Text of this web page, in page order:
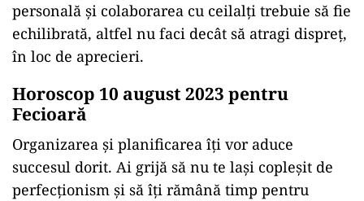
personală și colaborarea cu ceilalți trebuie să fie
echilibrată, altfel nu faci decât să atragi dispreț,
în loc de aprecieri.
Horoscop 10 august 2023 pentru
Fecioară
Organizarea și planificarea îți vor aduce
succesul dorit. Ai grijă să nu te lași copleșit de
perfecționism și să îți rămână timp pentru